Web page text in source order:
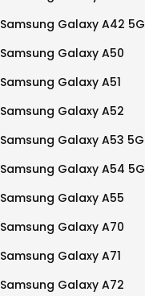
Samsung Galaxy A42 5G
Samsung Galaxy A50
Samsung Galaxy A51
Samsung Galaxy A52
Samsung Galaxy A53 5G
Samsung Galaxy A54 5G
Samsung Galaxy A55
Samsung Galaxy A70
Samsung Galaxy A71
Samsung Galaxy A72